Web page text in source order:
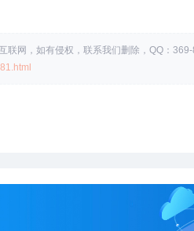
联网，如有侵权，联系我们删除，QQ：369-